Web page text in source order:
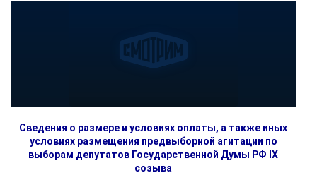
Сведения о размере и условиях оплаты, а также иных
условиях размещения предвыборной агитации по
выборам депутатов Государственной Думы РФ IX
созыва